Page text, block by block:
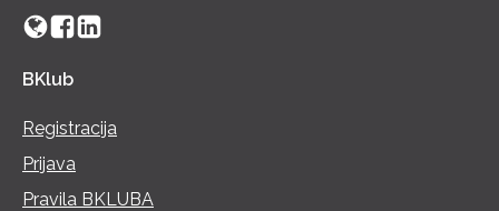
BKlub
Registracija
Prijava
Pravila BKLUBA